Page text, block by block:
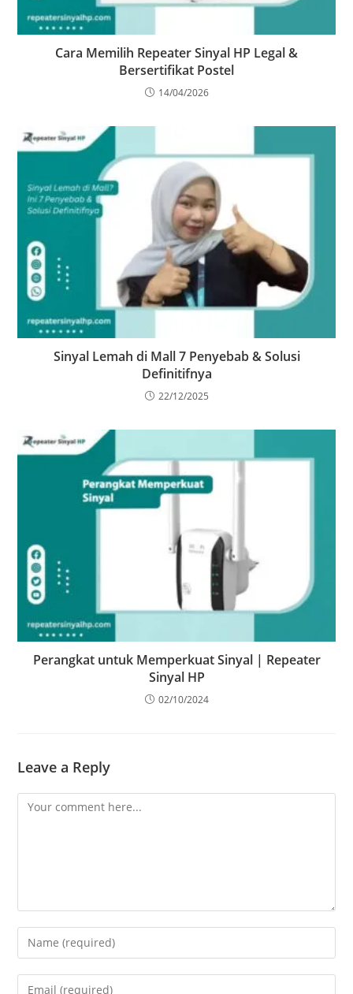
Cara Memilih Repeater Sinyal HP Legal &
Bersertifikat Postel
14/04/2026
Sinyal Lemah di Mall 7 Penyebab & Solusi
Definitifnya
22/12/2025
Perangkat untuk Memperkuat Sinyal | Repeater
Sinyal HP
02/10/2024
Leave a Reply
Comment
Enter
your
name
Enter